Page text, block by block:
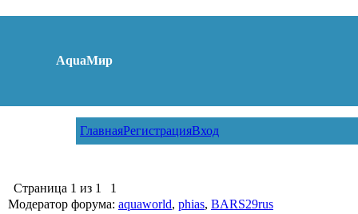
AquaМир
ГлавнаяРегистрацияВход
Страница 1 из 1
1
Модератор форума: aquaworld, phias, BARS29rus